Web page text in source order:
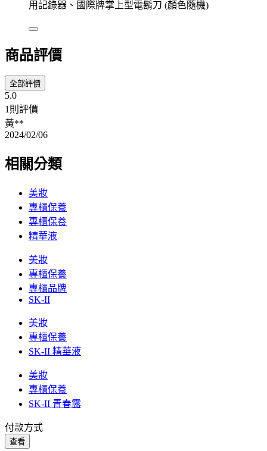
用記錄器、國際牌掌上型電鬍刀 (顏色隨機)
商品評價
全部評價
5.0
1則評價
黃**
2024/02/06
相關分類
美妝
專櫃保養
專櫃保養
精華液
美妝
專櫃保養
專櫃品牌
SK-II
美妝
專櫃保養
SK-II 精華液
美妝
專櫃保養
SK-II 青春露
付款方式
查看